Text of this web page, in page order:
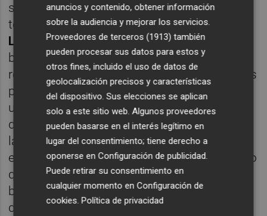
solo tendría que compartir el estadio con un
tercero si el primer equipo de este milita en
LaLiga Santander o LaLiga SmartBank
banco del Consell también está dispuesto a
reservarle al Hércules 400 metros cuadrados
para oficinas, tienda y museo, además del
uso del terreno de juego, vestuarios y otras
dependencias de la instalación cuatro días a
la semana (el de partido, los dos previos a
este y un tercero solo para entrenar). Y por lo
que se refiere al pago de un alquiler, el club
blanquiazul solo estaría obligado en el caso
de que su primer equipo milite en el
anuncios y contenido, obtener información
sobre la audiencia y mejorar los servicios.
Proveedores de terceros (1913) también
pueden procesar sus datos para estos y
otros fines, incluido el uso de datos de
geolocalización precisos y características
del dispositivo. Sus elecciones se aplican
solo a este sitio web. Algunos proveedores
pueden basarse en el interés legítimo en
lugar del consentimiento; tiene derecho a
oponerse enConfiguración de publicidad
Puede retirar su consentimiento en
cualquier momento enConfiguración de
cookies .Política de privacidad